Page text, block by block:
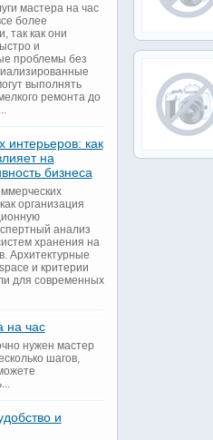
мастера на час
более
так как они
и
проблемы без
выполнять
ремонта до
интерьеров: как
на
бизнеса
организация
анализ
хранения на
Архитектурные
и критерии
для современных
на час
нужен мастер
шагов,
и